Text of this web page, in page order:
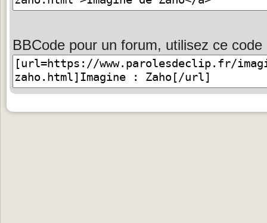
BBCode pour un forum, utilisez ce code